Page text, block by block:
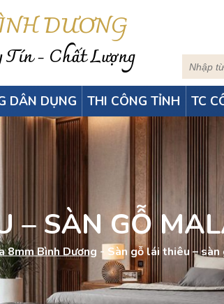
DƯƠNG
- Chất Lượng
DÂN DỤNG THI CÔNG TỈNH TC
– SÀN GỖ
8mm Bình Dương - Sàn gỗ lái thiêu –